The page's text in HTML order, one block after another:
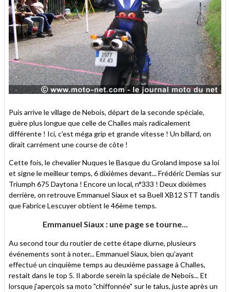
Puis arrive le village de Nebois, départ de la seconde spéciale,
guère plus longue que celle de Challes mais radicalement
différente ! Ici, c'est méga grip et grande vitesse ! Un billard, on
dirait carrément une course de côte !
Cette fois, le chevalier Nuques le Basque du Groland impose sa loi
et signe le meilleur temps, 6 dixièmes devant... Frédéric Demias sur
Triumph 675 Daytona ! Encore un local, n°333 ! Deux dixièmes
derrière, on retrouve Emmanuel Siaux et sa Buell XB12 STT tandis
que Fabrice Lescuyer obtient le 46ème temps.
Emmanuel Siaux : une page se tourne...
Au second tour du routier de cette étape diurne, plusieurs
événements sont à noter... Emmanuel Siaux, bien qu'ayant
effectué un cinquième temps au deuxième passage à Challes,
restait dans le top 5. Il aborde serein la spéciale de Nebois... Et
lorsque j'aperçois sa moto "chiffonnée" sur le talus, juste après un